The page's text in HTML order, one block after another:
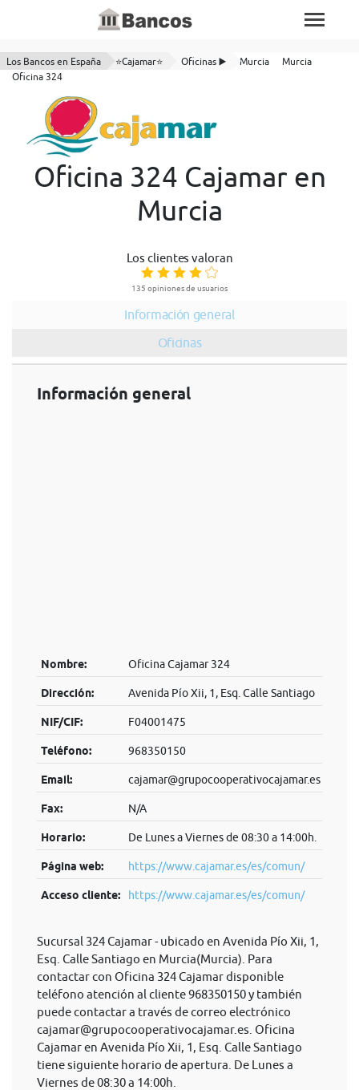
Los Bancos en España ⭐Cajamar⭐ Oficinas ▶️ Murcia
Murcia
Oficina 324
Oficina 324 Cajamar en
Murcia
Los clientes valoran
135 opiniones de usuarios
Información general
Oficinas
Información general
Nombre: Oficina Cajamar 324
Dirección: Avenida Pío Xii, 1, Esq. Calle Santiago
NIF/CIF: F04001475
Teléfono: 968350150
Email: cajamar@grupocooperativocajamar.es
Fax: N/A
Horario: De Lunes a Viernes de 08:30 a 14:00h.
Página web: https://www.cajamar.es/es/comun/
Acceso cliente: https://www.cajamar.es/es/comun/
Sucursal 324 Cajamar - ubicado en Avenida Pío Xii, 1,
Esq. Calle Santiago en Murcia(Murcia). Para
contactar con Oficina 324 Cajamar disponible
teléfono atención al cliente 968350150 y también
puede contactar a través de correo electrónico
cajamar@grupocooperativocajamar.es . Oficina
Cajamar en Avenida Pío Xii, 1, Esq. Calle Santiago
tiene siguiente horario de apertura. De Lunes a
Viernes de 08:30 a 14:00h.